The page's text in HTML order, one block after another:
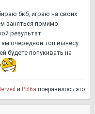
бкб, играю на своих
заняться помимо
результат
очередной топ вынесу
будете попукивать на
и PbI6a понравилось это